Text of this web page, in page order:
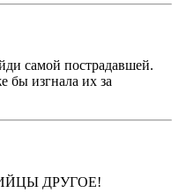
самой пострадавшей.
бы изгнала их за
ДРУГОЕ!